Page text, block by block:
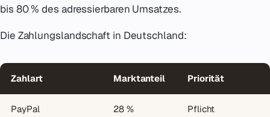
bis 80 % des adressierbaren Umsatzes.
Die Zahlungslandschaft in Deutschland:
Zahlart Marktanteil Priorität
PayPal 28 % Pflicht